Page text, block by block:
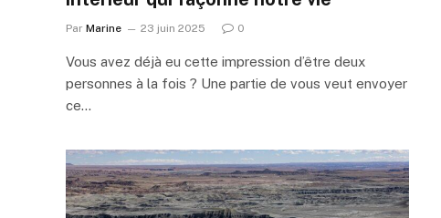
Par Marine 23 juin 2025 0
Vous avez déjà eu cette impression d’être deux
personnes à la fois ? Une partie de vous veut envoyer
ce…